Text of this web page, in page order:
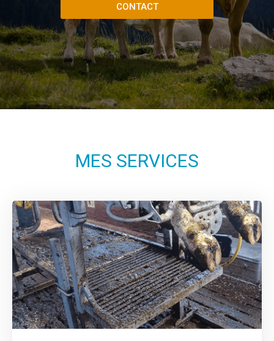
CONTACT
MES SERVICES